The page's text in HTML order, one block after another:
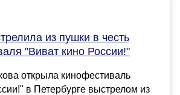
из пушки в честь
"Виват кино России!"
открыла кинофестиваль
в Петербурге выстрелом из